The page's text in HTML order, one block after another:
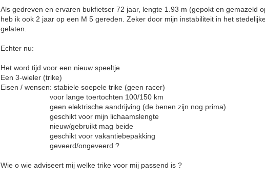
Als gedreven en ervaren bukfietser 72 jaar, lengte 1.93 m (gepokt en gemazeld
heb ik ook 2 jaar op een M 5 gereden. Zeker door mijn instabiliteit in het
gelaten.
Echter nu:
Het word tijd voor een nieuw speeltje
Een 3-wieler (trike)
Eisen / wensen: stabiele soepele trike (geen racer)
voor lange toertochten 100/150 km
geen elektrische aandrijving (de benen zijn nog prima)
geschikt voor mijn lichaamslengte
nieuw/gebruikt mag beide
geschikt voor vakantiebepakking
geveerd/ongeveerd ?
Wie o wie adviseert mij welke trike voor mij passend is ?